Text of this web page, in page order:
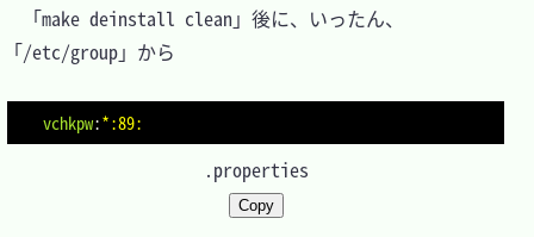
「make deinstall clean」後に、いったん、
「/etc/group」から
vchkpw:*:89:
.properties
Copy